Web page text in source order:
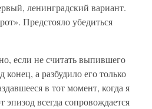
ленинградский вариант.
Предстояло убедиться
если не считать выпившего
а разбудило его только
в тот момент, когда я
всегда сопровождается